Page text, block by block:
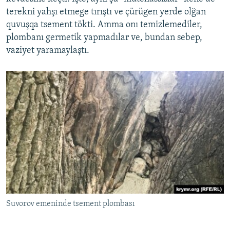
terekni yahşı etmege tırıştı ve çürügen yerde olğan
quvuşqa tsement tökti. Amma onı temizlemediler,
plombanı germetik yapmadılar ve, bundan sebep,
vaziyet yaramaylaştı.
Suvorov emeninde tsement plombası